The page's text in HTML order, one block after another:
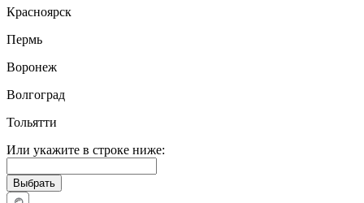
Красноярск
Пермь
Воронеж
Волгоград
Тольятти
Или укажите в строке ниже: